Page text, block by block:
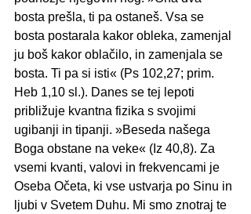
bosta prešla, ti pa ostaneš. Vsa se
bosta postarala kakor obleka, zamenjal
ju boš kakor oblačilo, in zamenjala se
bosta. Ti pa si isti« (Ps 102,27; prim.
Heb 1,10 sl.). Danes se tej lepoti
približuje kvantna fizika s svojimi
ugibanji in tipanji. »Beseda našega
Boga obstane na veke« (Iz 40,8). Za
vsemi kvanti, valovi in frekvencami je
Oseba Očeta, ki vse ustvarja po Sinu in
ljubi v Svetem Duhu. Mi smo znotraj te